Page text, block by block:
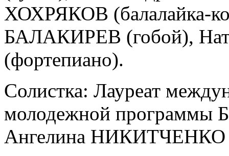
ХОХРЯКОВ (балалайка-
БАЛАКИРЕВ (гобой),
(фортепиано).
Солистка: Лауреат
молодежной программы
Ангелина НИКИТЧЕНКО